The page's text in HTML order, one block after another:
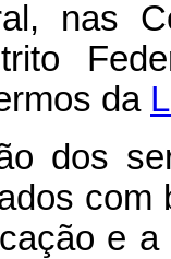
nas
da
dos
e